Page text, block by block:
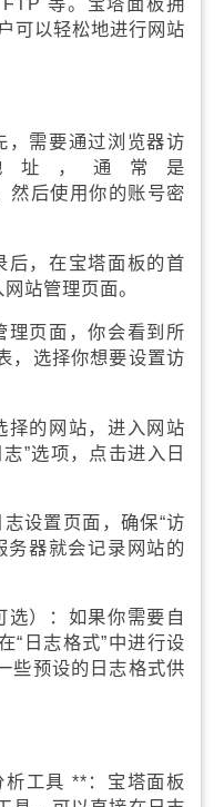
可以轻松地进行网站
需要通过浏览器访
址，通常是
然后使用你的账号密
，在宝塔面板的首
站管理页面。
页面，你会看到所
，选择你想要设置访
的网站，进入网站
”选项，点击进入日
设置页面，确保“访
务器就会记录网站的
）：如果你需要自
“日志格式”中进行设
些预设的日志格式供
工具 **：宝塔面板